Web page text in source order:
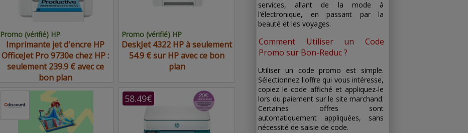
Promo (vérifié) HP
Imprimante jet d'encre HP
OfficeJet Pro 9730e chez HP :
seulement 239.9 € avec ce
bon plan
Promo (vérifié) HP
DeskJet 4322 HP à seulement
54.9 € sur HP avec ce bon
plan
58.49€
services, allant de la mode à
l’électronique, en passant par la
beauté et les voyages.
Comment Utiliser un Code
Promo sur Bon-Reduc ?
Utiliser un code promo est simple.
Sélectionnez l'offre qui vous intéresse,
copiez le code affiché et appliquez-le
lors du paiement sur le site marchand.
Certaines offres sont
automatiquement appliquées, sans
nécessité de saisie de code.